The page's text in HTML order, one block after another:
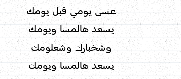
عسى يومي قبل يومك
يسعد هالمسا ويومك
وشخبارك وشعلومك
يسعد هالمسا ويومك